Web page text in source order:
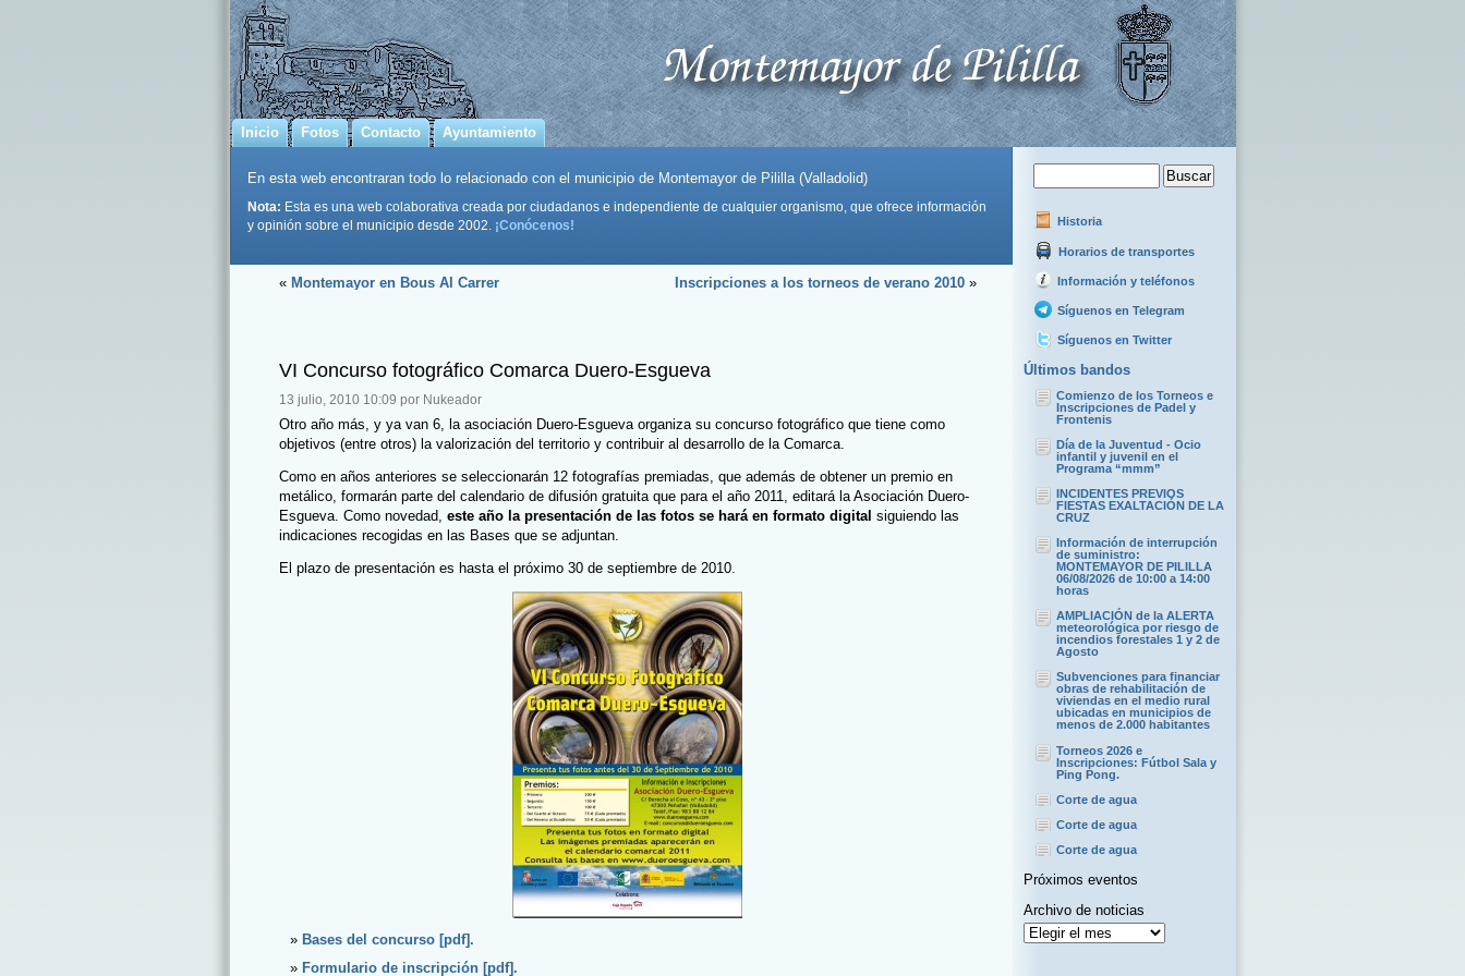
Inicio Fotos Contacto Ayuntamiento
En esta web encontraran todo lo relacionado con el municipio de Montemayor de Pililla (Valladolid)
Nota: Esta es una web colaborativa creada por ciudadanos e independiente de cualquier organismo, que ofrece información
y opinión sobre el municipio desde 2002.
¡Conócenos! Historia
Horarios de transportes
Información y teléfonos
Síguenos en Telegram
Síguenos en Twitter
Últimos bandos
Comienzo de los Torneos e
Inscripciones de Padel y
Frontenis
Día de la Juventud - Ocio
infantil y juvenil en el
Programa “mmm”
INCIDENTES PREVIOS
FIESTAS EXALTACIÓN DE LA
CRUZ
Información de interrupción
de suministro:
MONTEMAYOR DE PILILLA
06/08/2026 de 10:00 a 14:00
horas
AMPLIACIÓN de la ALERTA
meteorológica por riesgo de
incendios forestales 1 y 2 de
Agosto
Subvenciones para financiar
obras de rehabilitación de
viviendas en el medio rural
ubicadas en municipios de
menos de 2.000 habitantes
Torneos 2026 e
Inscripciones: Fútbol Sala y
Ping Pong.
Corte de agua
Corte de agua
Corte de agua
Próximos eventos
Archivo de noticias
« Montemayor en Bous Al Carrer Inscripciones a los torneos de verano 2010»
VI Concurso fotográfico Comarca Duero-Esgueva
13 julio, 2010 10:09 por Nukeador
Otro año más, y ya van 6, la asociación Duero-Esgueva organiza su concurso fotográfico que tiene como
objetivos (entre otros) la valorización del territorio y contribuir al desarrollo de la Comarca.
Como en años anteriores se seleccionarán 12 fotografías premiadas, que además de obtener un premio en
metálico, formarán parte del calendario de difusión gratuita que para el año 2011, editará la Asociación Duero-
Esgueva. Como novedad, este año la presentación de las fotos se hará en formato digital siguiendo las
indicaciones recogidas en las Bases que se adjuntan.
El plazo de presentación es hasta el próximo 30 de septiembre de 2010.
Bases del concurso [pdf].
Formulario de inscripción [pdf].